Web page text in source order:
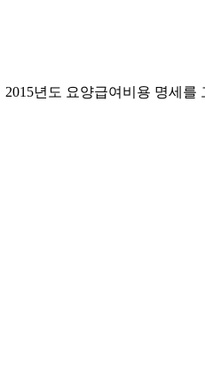
년도 요양급여비용 명세를